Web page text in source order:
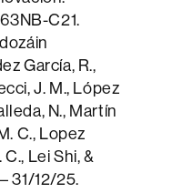
C21.
García, R.,
J. M., López
N., Martín
C., Lopez
Lei Shi, &
31/12/25.